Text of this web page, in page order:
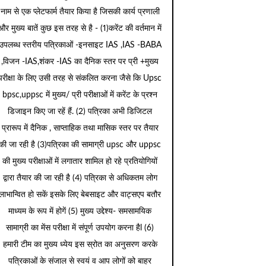
नाम से एक प्लेटफार्म तैयार किया है जिसकी कार्य प्रणाली
मुख्य बातें कुछ इस तरह से है - (1)करेंट की वर्तमान में
स्तरीय पत्रिकाओं -इनसाइट IAS ,IAS -BABA
,विजन -IAS,शंकर -IAS का दैनिक स्तर पर प्री +मुख्य
के लिए उसी तरह से संकलित करना जैसे कि Upsc
bpsc,uppsc में मुख्य/ प्री परीक्षाओं में करेंट के प्रश्न
डिजाइन किए जा रहें हैं. (2) पत्रिका अभी डिजिटल
प्रारूप में दैनिक , साप्ताहिक तथा मासिक स्तर पर तैयार
जा रही है (3)पत्रिका की सामाग्री upsc और uppsc
की मुख्य परीक्षाओं में लगातार शामिल हो रहे प्रतियोगियों
द्वारा तैयार की जा रही है (4) पत्रिका से अधिकतम लोग
हो सकें इसके लिए बेबसाइट और वाट्सएप बतौर
माध्यम के रूप में होगें (5) मुख्य उद्देश्य- समसामयिक
सामाग्री का मेंस परीक्षा में संपूर्ण उपयोग करना हैl (6)
हमारी टीम का मुख्य ध्येय इस स्रोत का अनुसरण करके
पत्रिकाओं के संजाल से स्वयं व आप लोगों को बाहर